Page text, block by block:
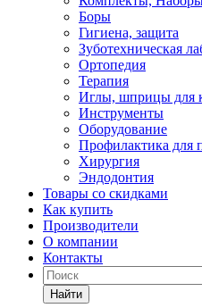
Боры
Гигиена, защита
Зуботехническая
Ортопедия
Терапия
Иглы, шприцы для
Инструменты
Оборудование
Профилактика для
Хирургия
Эндодонтия
Товары со скидками
Как купить
Производители
О компании
Контакты
Найти